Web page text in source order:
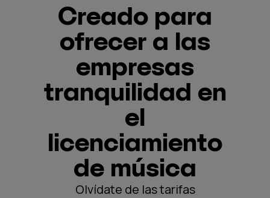
Creado para
ofrecer a las
empresas
tranquilidad en
el
licenciamiento
de música
Olvídate de las tarifas